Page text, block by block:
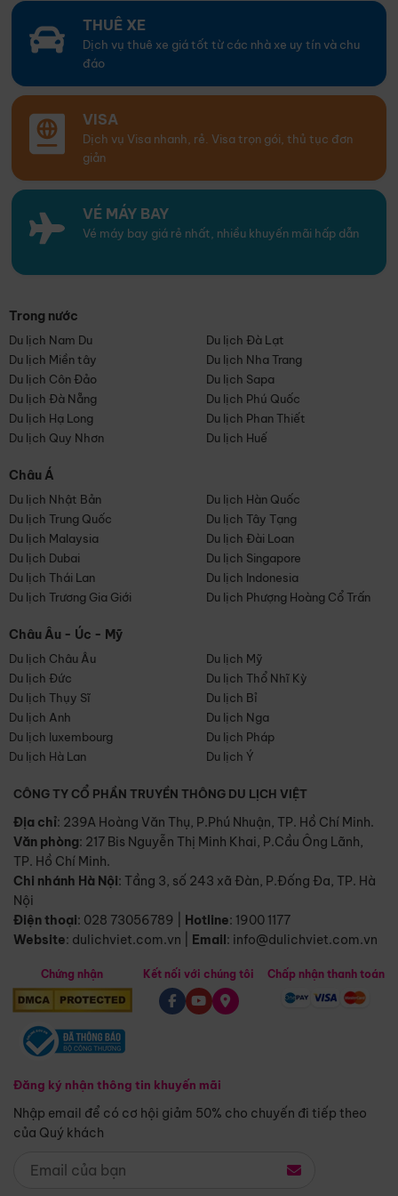
THUÊ XE
Dịch vụ thuê xe giá tốt từ các nhà xe uy tín và chu
đáo
VISA
Dịch vụ Visa nhanh, rẻ. Visa trọn gói, thủ tục đơn
giản
VÉ MÁY BAY
Vé máy bay giá rẻ nhất, nhiều khuyến mãi hấp dẫn
Trong nước
Du lịch Nam Du
Du lịch Đà Lạt
Du lịch Miền tây
Du lịch Nha Trang
Du lịch Côn Đảo
Du lịch Sapa
Du lịch Đà Nẵng
Du lịch Phú Quốc
Du lịch Hạ Long
Du lịch Phan Thiết
Du lịch Quy Nhơn
Du lịch Huế
Châu Á
Du lịch Nhật Bản
Du lịch Hàn Quốc
Du lịch Trung Quốc
Du lịch Tây Tạng
Du lịch Malaysia
Du lịch Đài Loan
Du lịch Dubai
Du lịch Singapore
Du lịch Thái Lan
Du lịch Indonesia
Du lịch Trương Gia Giới
Du lịch Phượng Hoàng Cổ Trấn
Châu Âu - Úc - Mỹ
Du lịch Châu Âu
Du lịch Mỹ
Du lịch Đức
Du lịch Thổ Nhĩ Kỳ
Du lịch Thụy Sĩ
Du lịch Bỉ
Du lịch Anh
Du lịch Nga
Du lịch luxembourg
Du lịch Pháp
Du lịch Hà Lan
Du lịch Ý
CÔNG TY CỔ PHẦN TRUYỀN THÔNG DU LỊCH VIỆT
Địa chỉ: 239A Hoàng Văn Thụ, P.Phú Nhuận, TP. Hồ Chí Minh.
Văn phòng: 217 Bis Nguyễn Thị Minh Khai, P.Cầu Ông Lãnh,
TP. Hồ Chí Minh.
Chi nhánh Hà Nội: Tầng 3, số 243 xã Đàn, P.Đống Đa, TP. Hà
Nội
Điện thoại: 028 73056789 Hotline: 1900 1177
Website: dulichviet.com.vn Email: info@dulichviet.com.vn
Chứng nhận
Đăng ký nhận thông tin khuyến mãi
Nhập email để có cơ hội giảm 50% cho chuyến đi tiếp theo
của Quý khách
Kết nối với chúng tôi Chấp nhận thanh toán